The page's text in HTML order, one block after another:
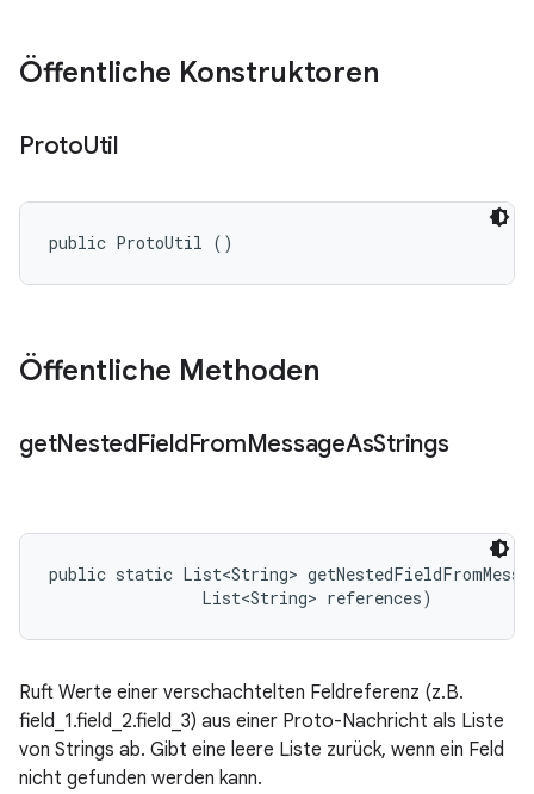
Öffentliche Konstruktoren
ProtoUtil
public ProtoUtil ()
Öffentliche Methoden
getNestedFieldFromMessageAsStrings
public static List<String>
                List<String> references)
Ruft Werte einer verschachtelten Feldreferenz (z.B.
field_1.field_2.field_3) aus einer Proto-Nachricht als Liste
von Strings ab. Gibt eine leere Liste zurück, wenn ein Feld
nicht gefunden werden kann.